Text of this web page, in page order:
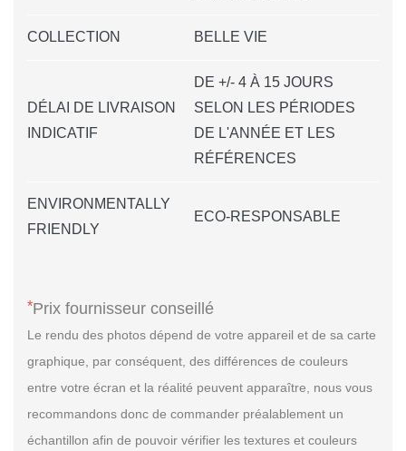
COLLECTION BELLE VIE
DÉLAI DE LIVRAISON
INDICATIF
DE +/- 4 À 15 JOURS
SELON LES PÉRIODES
DE L'ANNÉE ET LES
RÉFÉRENCES
ENVIRONMENTALLY
FRIENDLY
ECO-RESPONSABLE
*Prix fournisseur conseillé
Le rendu des photos dépend de votre appareil et de sa carte
graphique, par conséquent, des différences de couleurs
entre votre écran et la réalité peuvent apparaître, nous vous
recommandons donc de commander préalablement un
échantillon afin de pouvoir vérifier les textures et couleurs